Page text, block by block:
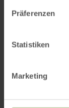
Präferenzen
Statistiken
Marketing